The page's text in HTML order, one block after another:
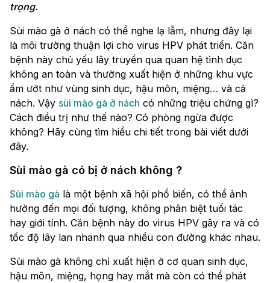
trọng.
Sùi mào gà ở nách có thể nghe lạ lẫm, nhưng đây lại
là môi trường thuận lợi cho virus HPV phát triển. Căn
bệnh này chủ yếu lây truyền qua quan hệ tình dục
không an toàn và thường xuất hiện ở những khu vực
ẩm ướt như vùng sinh dục, hậu môn, miệng… và cả
nách. Vậy sùi mào gà ở nách có những triệu chứng gì?
Cách điều trị như thế nào? Có phòng ngừa được
không? Hãy cùng tìm hiểu chi tiết trong bài viết dưới
đây.
Sùi mào gà có bị ở nách không ?
Sùi mào gà là một bệnh xã hội phổ biến, có thể ảnh
hưởng đến mọi đối tượng, không phân biệt tuổi tác
hay giới tính. Căn bệnh này do virus HPV gây ra và có
tốc độ lây lan nhanh qua nhiều con đường khác nhau.
Sùi mào gà không chỉ xuất hiện ở cơ quan sinh dục,
hậu môn, miệng, họng hay mắt mà còn có thể phát